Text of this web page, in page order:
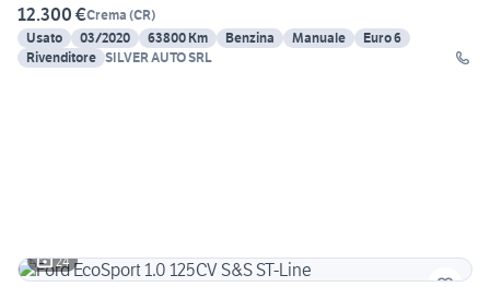
12.300 €Crema (CR)
Usato
03/2020 63800 Km Benzina Manuale
Euro 6
Rivenditore SILVER AUTO SRL
24